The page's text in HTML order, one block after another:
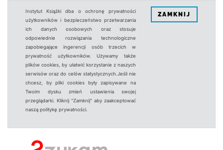
Instytut Książki dba o ochronę prywatności
użytkowników i bezpieczeństwo przetwarzania
ich danych osobowych oraz stosuje
odpowiednie rozwiązania technologiczne
zapobiegające ingerencji osób trzecich w
prywatność użytkowników. Używamy także
plików cookies, by ułatwić korzystanie z naszych
serwisów oraz do celów statystycznych.Jeśli nie
chcesz, by pliki cookies były zapisywane na
Twoim dysku zmień ustawienia swojej
przeglądarki. Kliknij "Zamknij" aby zaakceptować
naszą politykę prywatności.
ZAMKNIJ